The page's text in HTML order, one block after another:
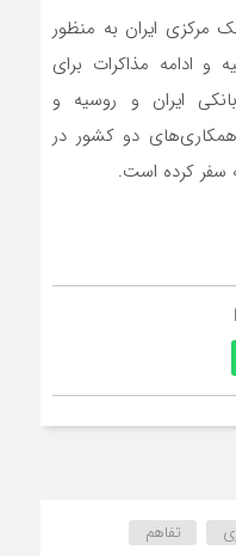
مرکزی ایران به منظور
و ادامه مذاکرات برای
ایران و روسیه و
دو کشور در
سفر کرده است.
تفاهم